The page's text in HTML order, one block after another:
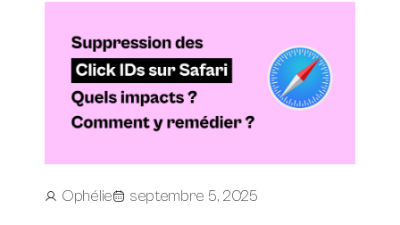
Ophélie septembre 5, 2025